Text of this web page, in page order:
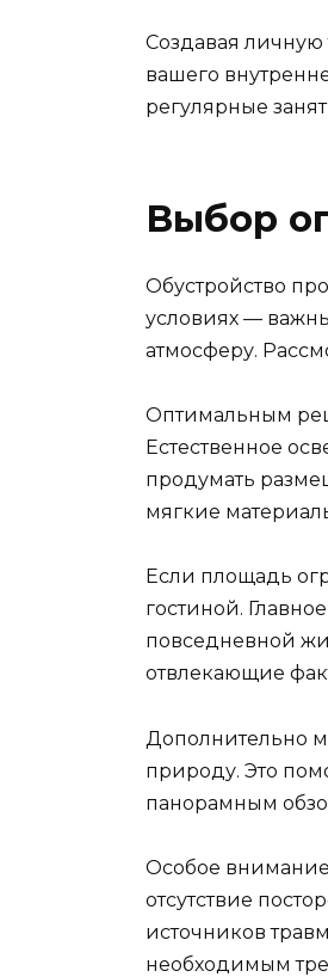
Создавая личную
вашего
регулярные
Выбор
Обустройство
условиях —
атмосферу.
Оптимальным
Естественное
продумать
мягкие
Если площадь
гостиной.
повседневной
отвлекающие
Дополнительно
природу. Это
панорамным
Особое внимание
отсутствие
источников
необходимым